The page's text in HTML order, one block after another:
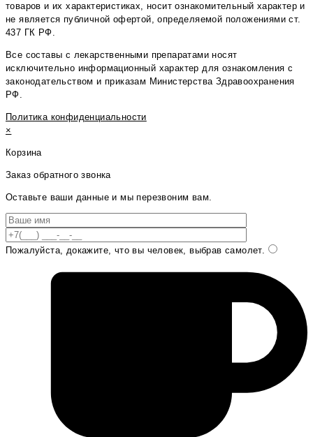
товаров и их характеристиках, носит ознакомительный характер и
не является публичной офертой, определяемой положениями ст.
437 ГК РФ.
Все составы с лекарственными препаратами носят
исключительно информационный характер для ознакомления с
законодательством и приказам Министерства Здравоохранения
РФ.
Политика конфиденциальности
×
Корзина
Заказ обратного звонка
Оставьте ваши данные и мы перезвоним вам.
Пожалуйста, докажите, что вы человек, выбрав самолет.